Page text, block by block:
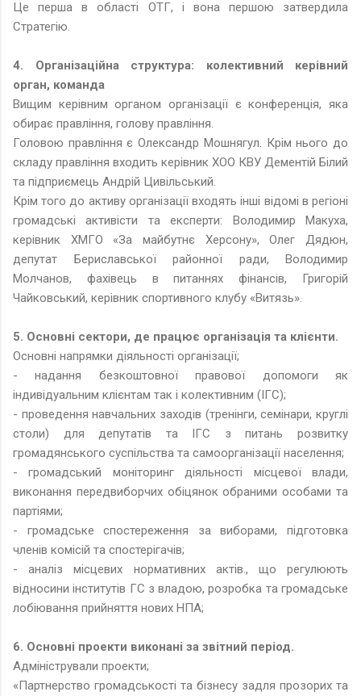
Це перша в області ОТГ, і вона першою затвердила
Стратегію.
4. Організаційна структура: колективний керівний
орган, команда
Вищим керівним органом організації є конференція, яка
обирає правління, голову правління.
Головою правління є Олександр Мошнягул. Крім нього до
складу правління входить керівник ХОО КВУ Дементій Білий
та підприємець Андрій Цивільський.
Крім того до активу організації входять інші відомі в регіоні
громадські активісти та експерти: Володимир Макуха,
керівник ХМГО «За майбутнє Херсону», Олег Дядюн,
депутат Бериславської районної ради, Володимир
Молчанов, фахівець в питаннях фінансів, Григорій
Чайковський, керівник спортивного клубу «Витязь».
5. Основні сектори, де працює організація та клієнти.
Основні напрямки діяльності організації;
- надання безкоштовної правової допомоги як
індивідуальним клієнтам так і колективним (ІГС);
- проведення навчальних заходів (тренінги, семінари, круглі
столи) для депутатів та ІГС з питань розвитку
громадянського суспільства та самоорганізації населення;
- громадський моніторинг діяльності місцевої влади,
виконання передвиборчих обіцянок обраними особами та
партіями;
- громадське спостереження за виборами, підготовка
членів комісій та спостерігачів;
- аналіз місцевих нормативних актів., що регулюють
відносини інститутів ГС з владою, розробка та громадське
лобіювання прийняття нових НПА;
6. Основні проекти виконані за звітний період.
Адміністрували проекти;
«Партнерство громадськості та бізнесу задля прозорих та